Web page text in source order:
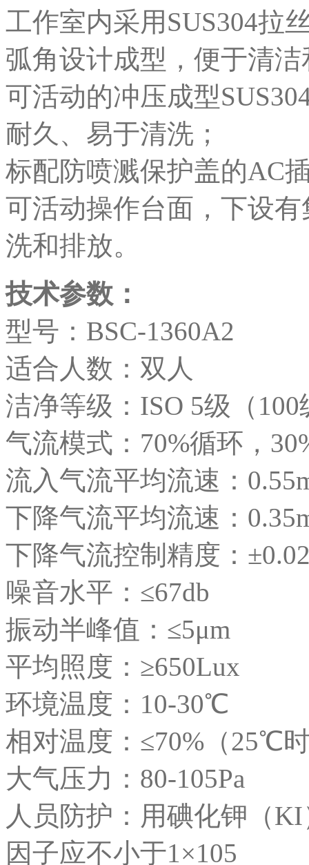
工作室内采用SUS304拉
弧角设计成型，便于清
可活动的冲压成型
耐久、易于清洗；
标配防喷溅保护盖的AC
可活动操作台面，下设
洗和排放。
技术参数：
型号：BSC-1360A2
适合人数：双人
洁净等级：ISO 5级（100
气流模式：70%循环，
流入气流平均流速：
下降气流平均流速：
下降气流控制精度：
噪音水平：≤67db
振动半峰值：≤5μm
平均照度：≥650Lux
环境温度：10-30℃
相对温度：≤70%（25℃
大气压力：80-105Pa
人员防护：用碘化钾（
因子应不小于1×105